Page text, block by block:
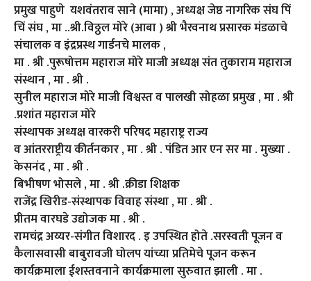
प्रमुख पाहुणे यशवंतराव साने (मामा) , अध्यक्ष जेष्ठ नागरिक संघ पिं
चिं संघ , मा ..श्री.विठ्ठल मोरे (आबा ) श्री भैरवनाथ प्रसारक मंडळाचे
संचालक व इंद्रप्रस्थ गार्डनचे मालक ,
मा . श्री .पुरूषोत्तम महाराज मोरे माजी अध्यक्ष संत तुकाराम महाराज
संस्थान , मा . श्री .
सुनील महाराज मोरे माजी विश्वस्त व पालखी सोहळा प्रमुख , मा . श्री
.प्रशांत महाराज मोरे
संस्थापक अध्यक्ष वारकरी परिषद महाराष्ट्र राज्य
व आंतरराष्ट्रीय कीर्तनकार , मा . श्री . पंडित आर एन सर मा . मुख्या .
केसनंद , मा . श्री .
बिभीषण भोसले , मा . श्री .क्रीडा शिक्षक
राजेंद्र खिरीड-संस्थापक विवाह संस्था , मा . श्री .
प्रीतम वारघडे उद्योजक मा . श्री .
रामचंद्र अय्यर-संगीत विशारद . इ उपस्थित होते .सरस्वती पूजन व
कैलासवासी बाबुरावजी घोलप यांच्या प्रतिमेचे पूजन करून
कार्यक्रमाला ईशस्तवनाने कार्यक्रमाला सुरुवात झाली . मा .